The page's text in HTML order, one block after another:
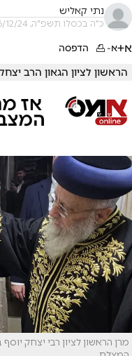
נתי קאליש
כ"ה בכסלו תשפ"ה, 26/12/24 18:42
א+א- הדפסה
הראשון לציון הגאון הרב
מרן הראשון לציון רבי יצחק